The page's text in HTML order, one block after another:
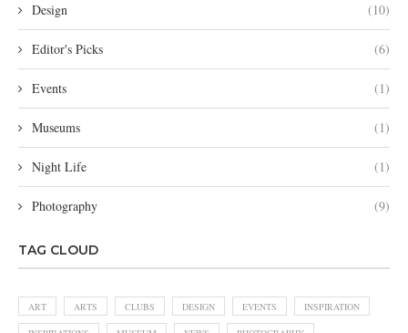
Design (10)
Editor's Picks (6)
Events (1)
Museums (1)
Night Life (1)
Photography (9)
TAG CLOUD
ART ARTS CLUBS DESIGN EVENTS INSPIRATION